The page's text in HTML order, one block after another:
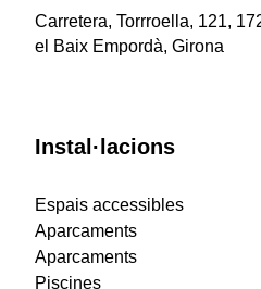
Carretera, Torrroella, 121,
el Baix Empordà, Girona
Instal·lacions
Espais accessibles
Aparcaments
Aparcaments
Piscines